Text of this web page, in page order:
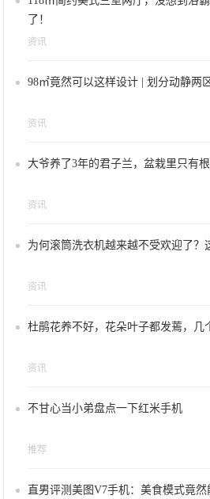
了！
资讯
98㎡竟然可以这样设计 | 划分动静两
资讯
大爷养了3年的君子兰，盆栽里只有根
资讯
为何滚筒洗衣机越来越不受欢迎了？
资讯
杜鹃花养不好，花朵叶子都发蔫，几
资讯
不甘心当小弟盘点一下红米手机
推荐
直男评测美图V7手机：美食模式竟然